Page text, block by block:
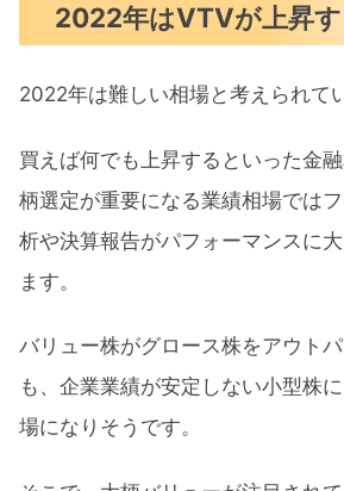
2022年はVTVが上昇
2022年は難しい相場と考えられて
買えば何でも上昇するといった金
柄選定が重要になる業績相場では
析や決算報告がパフォーマンスに
ます。
バリュー株がグロース株をアウト
も、企業業績が安定しない小型株
場になりそうです。